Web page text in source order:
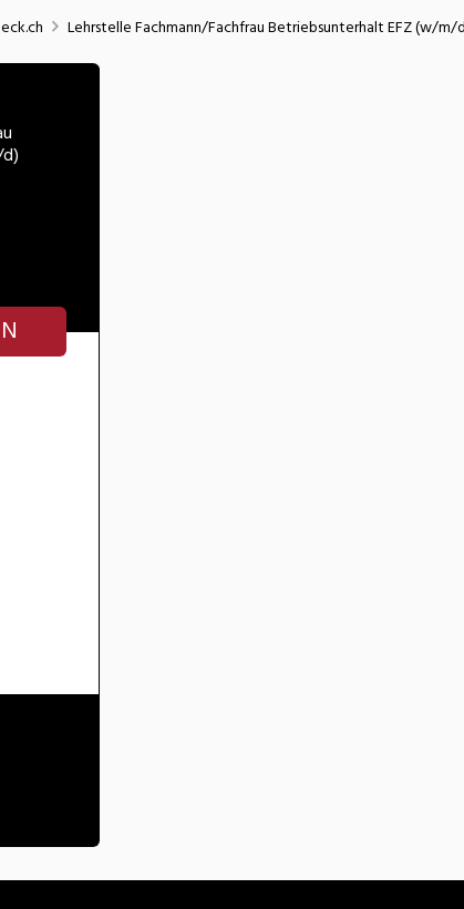
Lehrstelle Fachmann/Fachfrau Betriebsunterhalt EFZ (w/m/